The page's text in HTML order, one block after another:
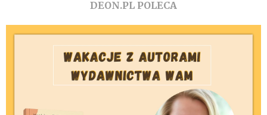
DEON.PL POLECA